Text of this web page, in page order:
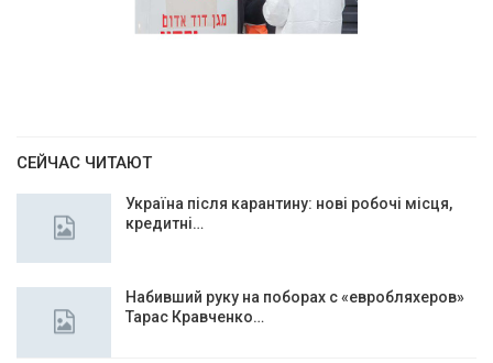
СЕЙЧАС ЧИТАЮТ
Україна після карантину: нові робочі місця,
кредитні…
Набивший руку на поборах с «евробляхеров»
Тарас Кравченко…